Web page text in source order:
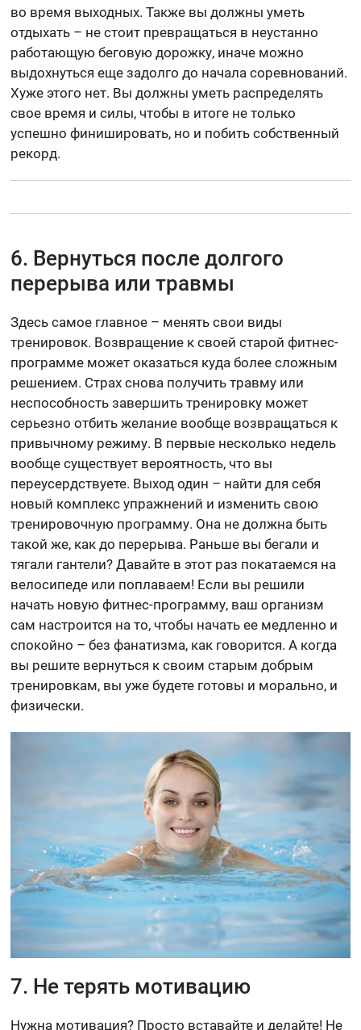
во время выходных. Также вы должны уметь
отдыхать – не стоит превращаться в неустанно
работающую беговую дорожку, иначе можно
выдохнуться еще задолго до начала соревнований.
Хуже этого нет. Вы должны уметь распределять
свое время и силы, чтобы в итоге не только
успешно финишировать, но и побить собственный
рекорд.
6. Вернуться после долгого
перерыва или травмы
Здесь самое главное – менять свои виды
тренировок. Возвращение к своей старой фитнес-
программе может оказаться куда более сложным
решением. Страх снова получить травму или
неспособность завершить тренировку может
серьезно отбить желание вообще возвращаться к
привычному режиму. В первые несколько недель
вообще существует вероятность, что вы
переусердствуете. Выход один – найти для себя
новый комплекс упражнений и изменить свою
тренировочную программу. Она не должна быть
такой же, как до перерыва. Раньше вы бегали и
тягали гантели? Давайте в этот раз покатаемся на
велосипеде или поплаваем! Если вы решили
начать новую фитнес-программу, ваш организм
сам настроится на то, чтобы начать ее медленно и
спокойно – без фанатизма, как говорится. А когда
вы решите вернуться к своим старым добрым
тренировкам, вы уже будете готовы и морально, и
физически.
7. Не терять мотивацию
Нужна мотивация? Просто вставайте и делайте! Не